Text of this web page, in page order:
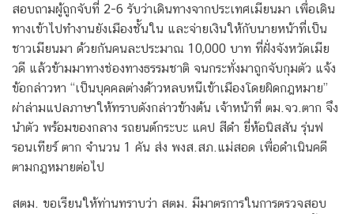
สอบถามผู้ถูกจับที่ 2-6 รับว่าเดินทางจากประเทศเมียนมา เพื่อเดิน
ทางเข้าไปทำงานยังเมืองชั้นใน และจ่ายเงินให้กับนายหน้าที่เป็น
ชาวเมียนมา ด้วยกันคนละประมาณ 10,000 บาท ที่ฝั่งจังหวัดเมีย
วดี แล้วข้ามมาทางช่องทางธรรมชาติ จนกระทั่งมาถูกจับกุมตัว แจ้ง
ข้อกล่าวหา “เป็นบุคคลต่างด้าวหลบหนีเข้าเมืองโดยผิดกฎหมาย”
ผ่าล่ามแปลภาษาให้ทราบดังกล่าวข้างต้น เจ้าหน้าที่ ตม.จว.ตาก จึง
นำตัว พร้อมของกลาง รถยนต์กระบะ แคป สีดำ ยี่ห้อนิสสัน รุ่นฟ
รอนเทียร์ ตาก จำนวน 1 คัน ส่ง พงส.สภ.แม่สอด เพื่อดำเนินคดี
ตามกฎหมายต่อไป
สตม. ขอเรียนให้ท่านทราบว่า สตม. มีมาตรการในการตรวจสอบ